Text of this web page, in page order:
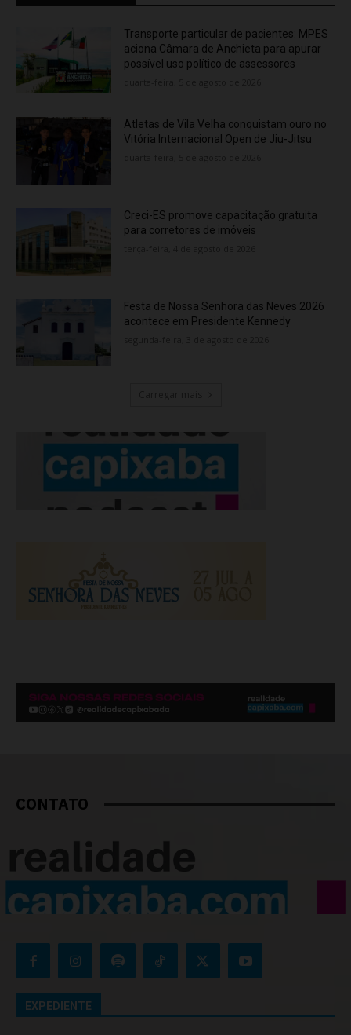
Transporte particular de pacientes: MPES
aciona Câmara de Anchieta para apurar
possível uso político de assessores
Atletas de Vila Velha conquistam ouro no
Vitória Internacional Open de Jiu-Jitsu
Creci-ES promove capacitação gratuita
para corretores de imóveis
Festa de Nossa Senhora das Neves 2026
acontece em Presidente Kennedy
CONTATO
EXPEDIENTE